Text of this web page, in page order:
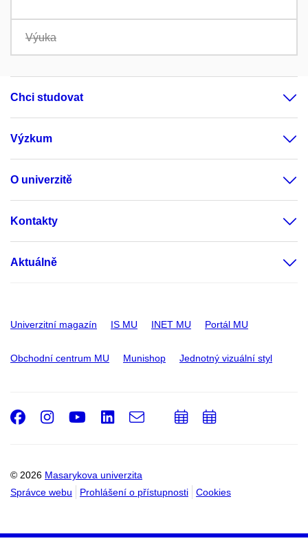
Výuka
Chci studovat
Výzkum
O univerzitě
Kontakty
Aktuálně
Univerzitní magazín IS MU INET MU Portál MU
Obchodní centrum MU Munishop Jednotný vizuální styl
© 2026 Masarykova univerzita
Správce webu
Prohlášení o přístupnosti Cookies
Facebook
Instagram
Youtube
LinkedIn
e-
PřidatPřidat